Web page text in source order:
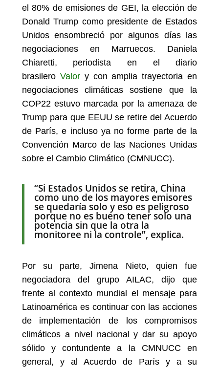
el 80% de emisiones de GEI, la elección de
Donald Trump como presidente de Estados
Unidos ensombreció por algunos días las
negociaciones en Marruecos. Daniela
Chiaretti, periodista en el diario
brasilero Valory con amplia trayectoria en
negociaciones climáticas sostiene que la
COP22 estuvo marcada por la amenaza de
Trump para que EEUU se retire del Acuerdo
de París, e incluso ya no forme parte de la
Convención Marco de las Naciones Unidas
sobre el Cambio Climático (CMNUCC).
“Si Estados Unidos se retira, China
como uno de los mayores emisores
se quedaría solo y eso es peligroso
porque no es bueno tener solo una
potencia sin que la otra la
monitoree ni la controle”, explica.
Por su parte, Jimena Nieto, quien fue
negociadora del grupo AILAC, dijo que
frente al contexto mundial el mensaje para
Latinoamérica es continuar con las acciones
de implementación de los compromisos
climáticos a nivel nacional y dar su apoyo
sólido y contundente a la CMNUCC en
general, y al Acuerdo de París y a su